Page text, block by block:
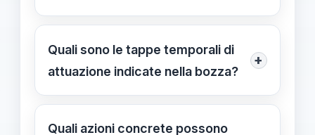
cura dall’infanzia all’età adulta.
Secondo i dati al 01/01/2025, ci sono
6.284 pediatri in servizio con
5.763.534 assistiti, di cui 2.356.230
La continuità si traduce in una
presenza strutturale nelle Case della
Comunità: medici di famiglia e
settimanali per 48 settimane all’anno
in tali sedi. Si facilita la gestione
Quali sono le tappe temporali di
attuazione indicate nella bozza?
+
La bozza prevede scadenze a 30, 60,
90, 120 e 180 giorni dall’entrata in
Quali azioni concrete possono